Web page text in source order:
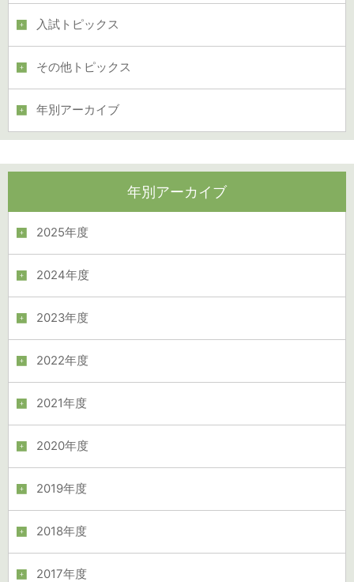
入試トピックス
その他トピックス
年別アーカイブ
年別アーカイブ
2025年度
2024年度
2023年度
2022年度
2021年度
2020年度
2019年度
2018年度
2017年度